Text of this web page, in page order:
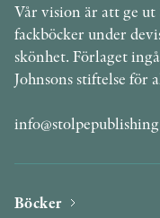
Vår vision är att ge
fackböcker under
skönhet. Förlaget
Johnsons stiftelse för
Böcker